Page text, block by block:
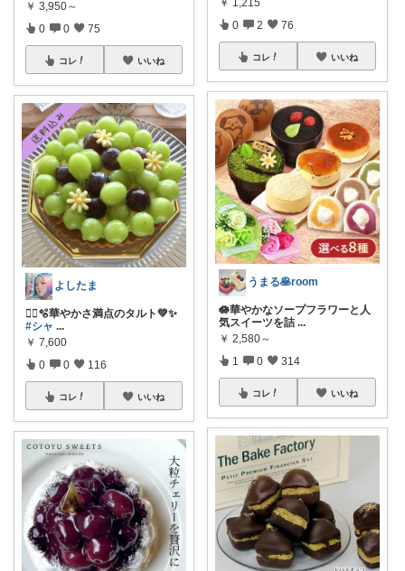
￥ 3,950～
0 0 75
コレ いいね
よしたま
🏃‍♀️🫧華やかさ満点のタルト💚✨
#シャ ...
￥ 7,600
0 0 116
コレ いいね
￥ 1,215
0 2 76
コレ いいね
うまる🥞room
🪷華やかなソープフラワーと人
気スイーツを詰 ...
￥ 2,580～
1 0 314
コレ いいね